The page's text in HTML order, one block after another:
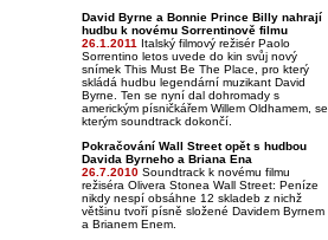
David Byrne a Bonnie Prince Billy nahrají
hudbu k novému Sorrentinově filmu
26.1.2011 Italský filmový režisér Paolo
Sorrentino letos uvede do kin svůj nový
snímek This Must Be The Place, pro který
skládá hudbu legendární muzikant David
Byrne. Ten se nyní dal dohromady s
americkým písničkářem Willem Oldhamem, se
kterým soundtrack dokončí.
Pokračování Wall Street opět s hudbou
Davida Byrneho a Briana Ena
26.7.2010 Soundtrack k novému filmu
režiséra Olivera Stonea Wall Street: Peníze
nikdy nespí obsáhne 12 skladeb z nichž
většinu tvoří písně složené Davidem Byrnem
a Brianem Enem.